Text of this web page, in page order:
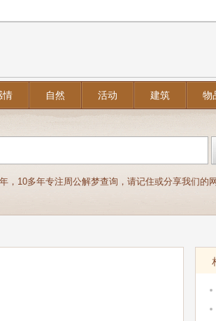
情 自然 活动 建筑 物
，10多年专注周公解梦查询，请记住或分享我们的